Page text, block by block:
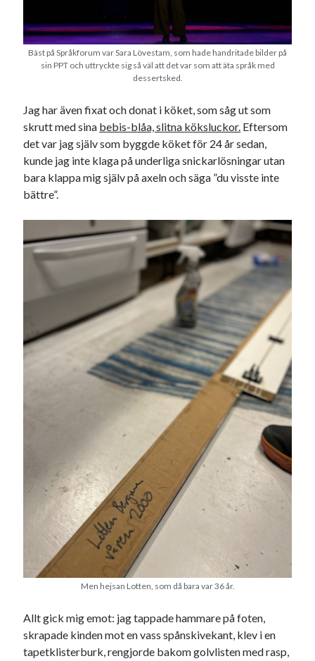
kåseri lifvet Lund mat minne
minnen mode museum musik
reklam resa sekrutt skola
sommar språk språkpolis
Stockholm svenska tips tåg
USA
Dessa har något gemensamt
Fantastiskt välformulerad moderecensent
Onödiga citattecken
Dessa har något helt annat gemensamt
En amerikansk språkpolis
Bokstävlar & AI – mitt levebröd. Gå en kurs!
Den stora bloggläsarvärvsveckan
Godisbrödet från himlen
Köttfärslimpan på allas läppar
Länkskolan
Lotten som Sommarpratare (i fantasin alltså: grupp på FB)
Vad ska du laga för mat idag? (Recept!)
Meta
Bäst på Språkforum var Sara Lövestam, som hade handritade bilder på
sin PPT och uttryckte sig så väl att det var som att äta språk med
dessertsked.
Jag har även fixat och donat i köket, som såg ut som
skrutt med sina bebis-blåa, slitna köksluckor. Eftersom
det var jag själv som byggde köket för 24 år sedan,
kunde jag inte klaga på underliga snickarlösningar utan
bara klappa mig själv på axeln och säga ”du visste inte
bättre”.
Men hejsan Lotten, som då bara var 36 år.
Allt gick mig emot: jag tappade hammare på foten,
skrapade kinden mot en vass spånskivekant, klev i en
tapetklisterburk, rengjorde bakom golvlisten med rasp,